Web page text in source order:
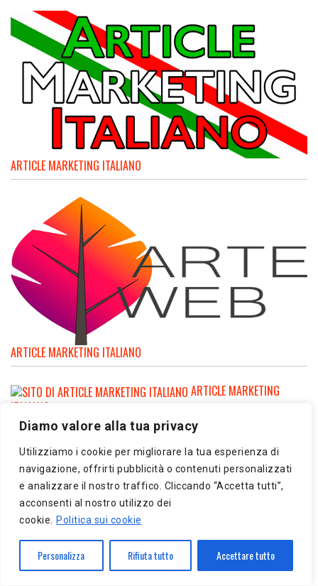
Diamo valore alla tua privacy
Utilizziamo i cookie per migliorare la tua esperienza di
navigazione, offrirti pubblicità o contenuti personalizzati
e analizzare il nostro traffico. Cliccando “Accetta tutti”,
acconsenti al nostro utilizzo dei
cookie.
Politica sui cookie
Personalizza Rifiuta tutto Accettare tutto
ARTICLE MARKETING ITALIANO
ARTICLE MARKETING ITALIANO
ARTICLE MARKETING
ITALIANO
ARTICLE MARKETING ITALIANO